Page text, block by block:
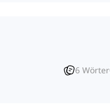
6 Wörter